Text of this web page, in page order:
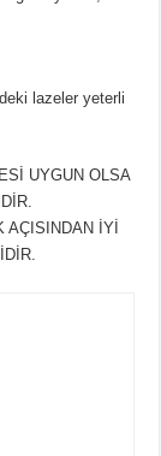
lazeler yeterli
UYGUN OLSA
AÇISINDAN İYİ